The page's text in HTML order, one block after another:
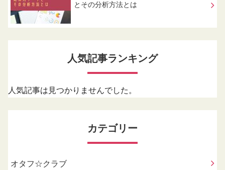
とその分析方法とは
人気記事ランキング
人気記事は見つかりませんでした。
カテゴリー
オタフ☆クラブ